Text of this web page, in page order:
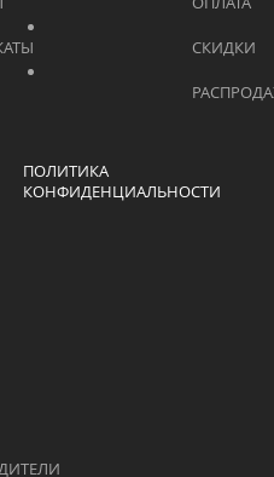
ПОЛИТИКА
КОНФИДЕНЦИАЛЬНОСТИ